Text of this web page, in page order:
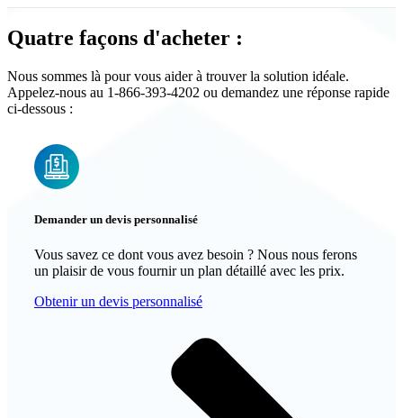
Quatre façons d'acheter :
Nous sommes là pour vous aider à trouver la solution idéale.
Appelez-nous au 1-866-393-4202 ou demandez une réponse rapide
ci-dessous :
Demander un devis personnalisé
Vous savez ce dont vous avez besoin ? Nous nous ferons
un plaisir de vous fournir un plan détaillé avec les prix.
Obtenir un devis personnalisé